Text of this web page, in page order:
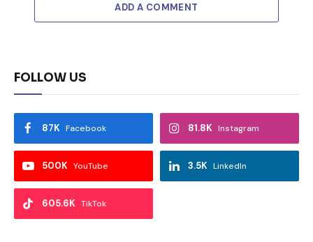
ADD A COMMENT
FOLLOW US
Facebook
87K Instagram
81.8K
YouTube
500K LinkedIn
3.5K
TikTok
605.6K